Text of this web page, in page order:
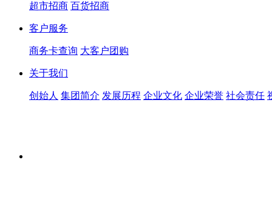
超市招商 百货招商
客户服务
商务卡查询 大客户团购
关于我们
创始人 集团简介 发展历程 企业文化 企业荣誉 社会责任